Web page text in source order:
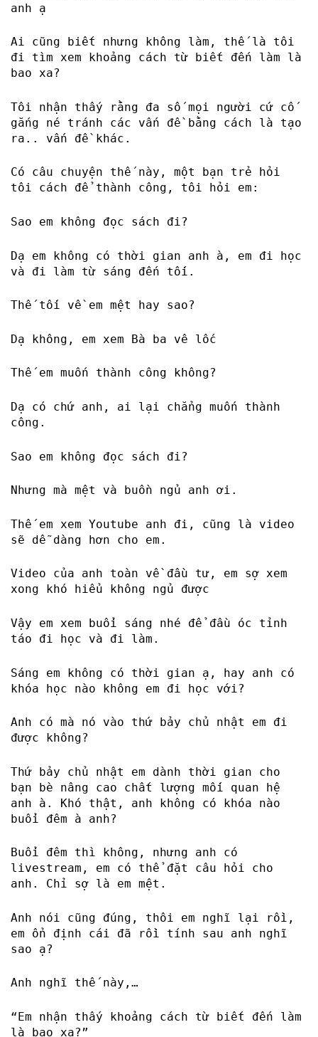
anh ạ
Ai cũng biết nhưng không làm, thế là tôi
đi tìm xem khoảng cách từ biết đến làm là
bao xa?
Tôi nhận thấy rằng đa số mọi người cứ cố
gắng né tránh các vấn đề bằng cách là tạo
ra.. vấn đề khác.
Có câu chuyện thế này, một bạn trẻ hỏi
tôi cách để thành công, tôi hỏi em:
Sao em không đọc sách đi?
Dạ em không có thời gian anh à, em đi học
và đi làm từ sáng đến tối.
Thế tối về em mệt hay sao?
Dạ không, em xem Bà ba vê lốc
Thế em muốn thành công không?
Dạ có chứ anh, ai lại chẳng muốn thành
công.
Sao em không đọc sách đi?
Nhưng mà mệt và buồn ngủ anh ơi.
Thế em xem Youtube anh đi, cũng là video
sẽ dễ dàng hơn cho em.
Video của anh toàn về đầu tư, em sợ xem
xong khó hiểu không ngủ được
Vậy em xem buổi sáng nhé để đầu óc tỉnh
táo đi học và đi làm.
Sáng em không có thời gian ạ, hay anh có
khóa học nào không em đi học với?
Anh có mà nó vào thứ bảy chủ nhật em đi
được không?
Thứ bảy chủ nhật em dành thời gian cho
bạn bè nâng cao chất lượng mối quan hệ
anh à. Khó thật, anh không có khóa nào
buổi đêm à anh?
Buổi đêm thì không, nhưng anh có
livestream, em có thể đặt câu hỏi cho
anh. Chỉ sợ là em mệt.
Anh nói cũng đúng, thôi em nghĩ lại rồi,
em ổn định cái đã rồi tính sau anh nghĩ
sao ạ?
Anh nghĩ thế này,…
“Em nhận thấy khoảng cách từ biết đến làm
là bao xa?”